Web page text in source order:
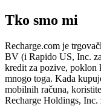
Tko smo mi
Recharge.com je
BV (i Rapido US, Inc.
kredit za pozive, poklon
mnogo toga. Kada
mobilnih računa,
Recharge Holdings,